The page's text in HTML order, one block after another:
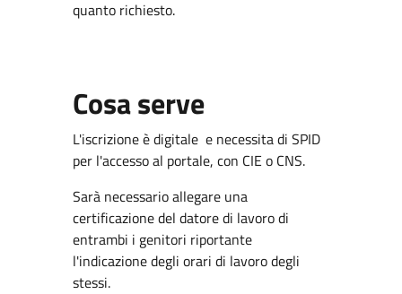
quanto richiesto.
Cosa serve
L'iscrizione è digitale e necessita di SPID
per l'accesso al portale, con CIE o CNS.
Sarà necessario allegare una
certificazione del datore di lavoro di
entrambi i genitori riportante
l'indicazione degli orari di lavoro degli
stessi.